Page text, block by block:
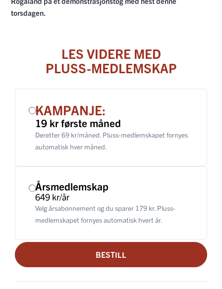
torsdagen.
LES VIDERE MED
PLUSS-MEDLEMSKAP
KAMPANJE:
19 kr første måned
Deretter 69 kr/måned. Pluss-medlemskapet fornyes
automatisk hver måned.
Årsmedlemskap
649 kr/år
Velg årsabonnement og du sparer 179 kr. Pluss-
medlemskapet fornyes automatisk hvert år.
BESTILL